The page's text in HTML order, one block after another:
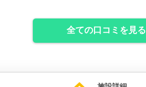
全ての口コミを見る